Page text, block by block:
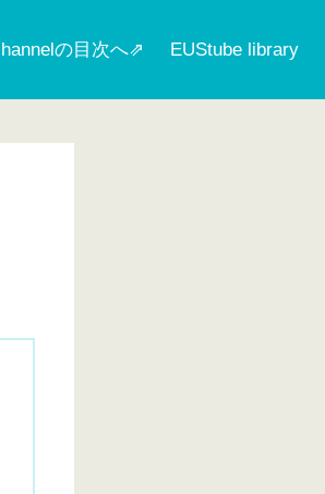
の目次へ⇗ EUStube library